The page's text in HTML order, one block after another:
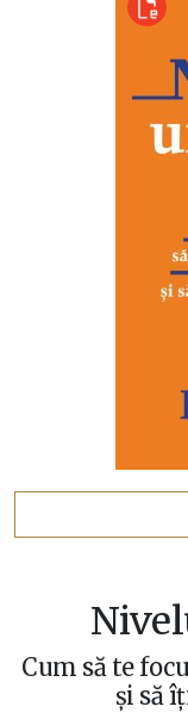
Cum să te
și să